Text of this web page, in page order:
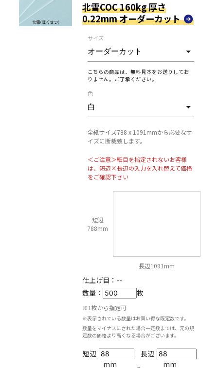
北雪COC 160kg 厚さ
0.22mm オーダーカット
サイズ
こちらの商品は、無料見本をお送りしてお
りません。ご了承ください。
色
全紙サイズ788 x 1091mmから必要なサ
イズに断裁致します。
＜ご注意＞紙目を指定されないお客様
は、短辺×長辺の入力を入れ替えて価格
をご確認下さい
短辺
788mm
長辺1091mm
仕上げ目： --
数量：
枚
※1枚から指定可
※表示されている数量はお買い得な既定数です。
数量をマイナスにされた場合一定数までは、元の規
定数の価格より高くなる場合がございます。
短辺
mm
長辺
mm